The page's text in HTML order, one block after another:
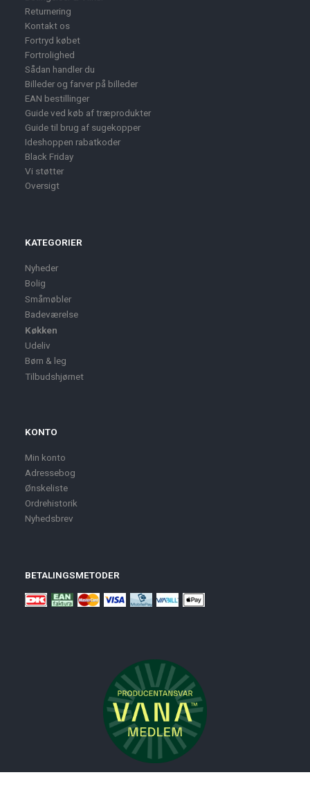
Returnering
Kontakt os
Fortryd købet
Fortrolighed
Sådan handler du
Billeder og farver på billeder
EAN bestillinger
Guide ved køb af træprodukter
Guide til brug af sugekopper
Ideshoppen rabatkoder
Black Friday
Vi støtter
Oversigt
KATEGORIER
Nyheder
Bolig
Småmøbler
Badeværelse
Køkken
Udeliv
Børn & leg
Tilbudshjørnet
KONTO
Min konto
Adressebog
Ønskeliste
Ordrehistorik
Nyhedsbrev
BETALINGSMETODER